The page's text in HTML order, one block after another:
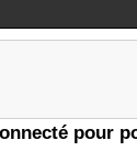
pour